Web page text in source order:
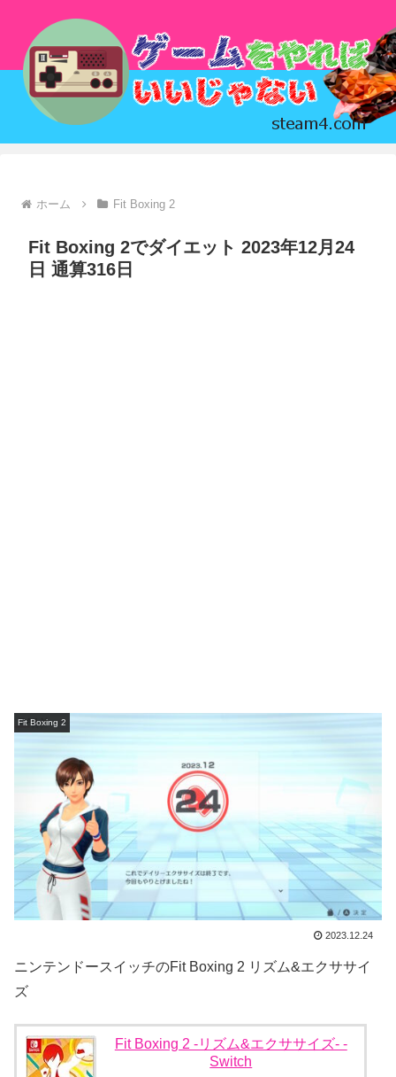
ホーム Fit Boxing 2
Fit Boxing 2でダイエット 2023年12月24
日 通算316日
Fit Boxing 2
2023.12.24
ニンテンドースイッチのFit Boxing 2 リズム&エクササイ
ズ
Fit Boxing 2 -リズム&エクササイズ- -
Switch